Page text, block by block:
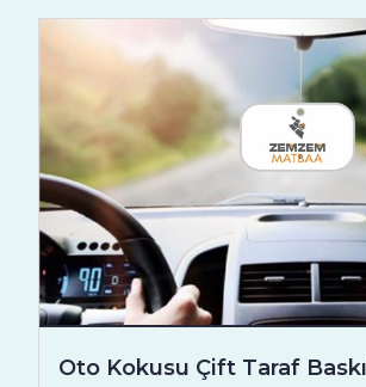
Oto Kokusu Çift Taraf